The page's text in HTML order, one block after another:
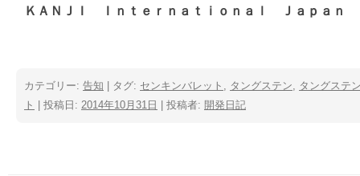
ＫＡＮＪＩ Ｉｎｔｅｒｎａｔｉｏｎａｌ Ｊａｐａ
カテゴリー: 告知 | タグ: センキンバレット タングステン
タングステ
ト | 投稿日: 2014年10月31日 | 投稿者: 開発日記